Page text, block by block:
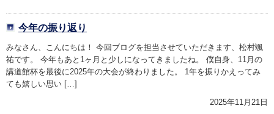
今年の振り返り
みなさん、こんにちは！ 今回ブログを担当させていただきます、松村颯
祐です。 今年もあと1ヶ月と少しになってきましたね。 僕自身、11月の
講道館杯を最後に2025年の大会が終わりました。 1年を振りかえってみ
ても嬉しい思い […]
2025年11月21日